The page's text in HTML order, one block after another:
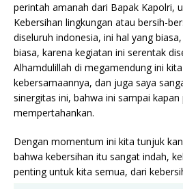
perintah amanah dari Bapak Kapolri,
Kebersihan lingkungan atau bersih-
diseluruh indonesia, ini hal yang
biasa, karena kegiatan ini serentak
Alhamdulillah di megamendung ini
kebersamaannya, dan juga saya
sinergitas ini, bahwa ini sampai kapan
mempertahankan.
Dengan momentum ini kita tunjuk
bahwa kebersihan itu sangat indah,
penting untuk kita semua, dari